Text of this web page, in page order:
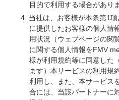
目的で利用する場合があり
当社は、お客様が本条第1
に提供したお客様の個人情
用状況（ウェブページの閲
に関する個人情報をFMV
様が利用規約等に同意した
ます）本サービスの利用規
利用し、また、本サービス
合には、当該パートナーに